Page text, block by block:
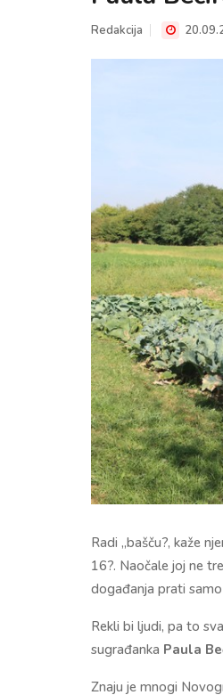
Redakcija
Radi „bašču?, kaže
16?. Naočale joj ne
događanja prati
Rekli bi ljudi, pa to
sugrađanka Paula
Znaju je mnogi